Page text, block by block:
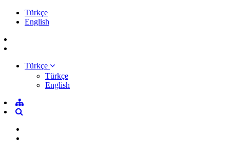
Türkçe
English
Türkçe
Türkçe
English